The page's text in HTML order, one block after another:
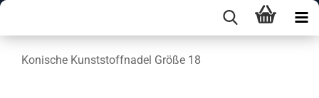
Konische Kunststoffnadel Größe 18